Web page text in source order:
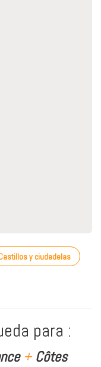
y ciudadelas
para :
+Côtes